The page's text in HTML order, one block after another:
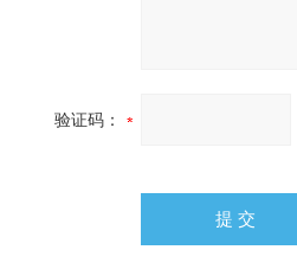
验证码：